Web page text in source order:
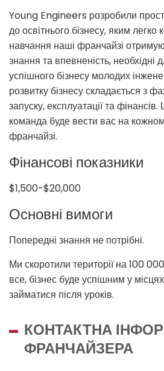
Young Engineers розробили
до освітнього бізнесу, яким легко
навчання наші франчайзі
знання та впевненість, необхідні
успішного бізнесу молодих
розвитку бізнесу складається з
запуску, експлуатації та
команда буде вести вас на
франчайзі.
Фінансові показники
$1,500-$20,000
Основні вимоги
Попередні знання не потрібні.
Ми скоротили території на 100
все, бізнес буде успішним у
займатися після уроків.
КОНТАКТНА
ФРАНЧАЙЗЕРА